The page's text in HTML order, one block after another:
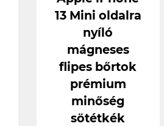
13 Mini oldalra
nyíló
mágneses
flipes bőrtok
prémium
minőség
sötétkék